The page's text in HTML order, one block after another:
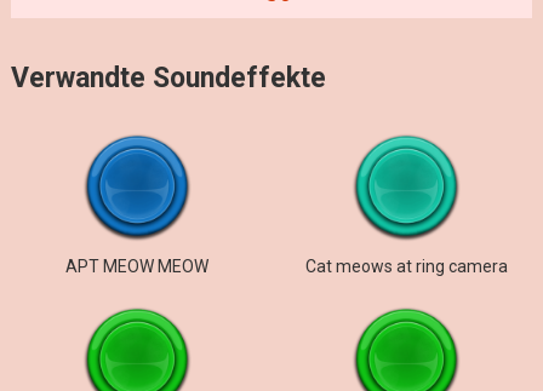
Verwandte Soundeffekte
APT MEOW MEOW Cat meows at ring camera